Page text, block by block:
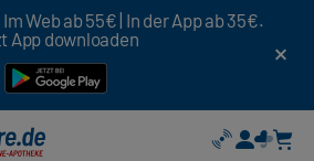
Web ab 55€ | In der App ab 35€.
App downloaden